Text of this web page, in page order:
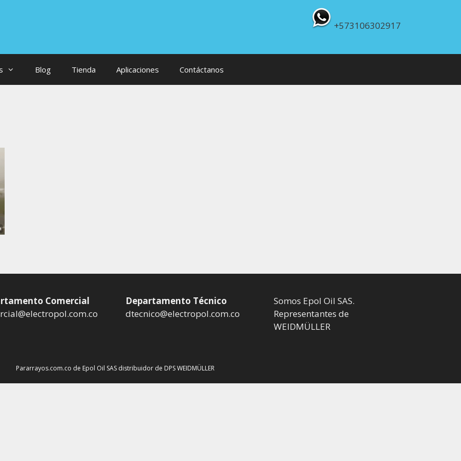
+573106302917
Blog Tienda Aplicaciones Contáctanos
Comercial
Departamento Técnico
dtecnico@electropol.com.co
Somos Epol Oil SAS.
Representantes de
WEIDMÜLLER
Pararrayos.com.co de Epol Oil SAS distribuidor de DPS WEIDMÜLLER